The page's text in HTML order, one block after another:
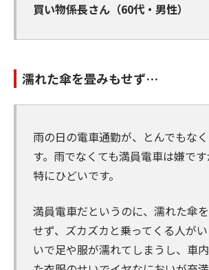
買い物係長さん（60代・男性）
濡れた傘を畳みもせず…
雨の日の電車通勤が、とんでもな
す。雨でなくても満員電車は嫌で
特にひどいです。
満員電車だというのに、濡れた傘
せず、ズカズカと乗ってくる人が
いで足や服が濡れてしまうし、車